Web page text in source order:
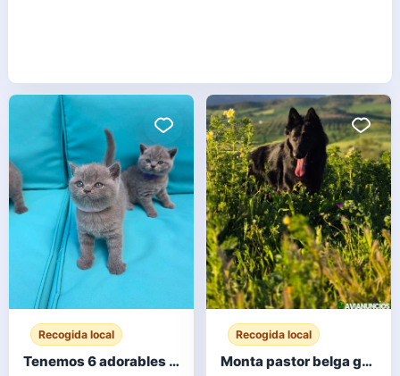
Recogida local
Tenemos 6 adorables gatitos británicos de pelo corto.
Recogida local
Monta pastor belga groenendael